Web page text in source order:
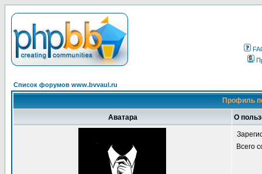
Список форумов www.bvvaul.ru
Профиль
Аватара О
Всего